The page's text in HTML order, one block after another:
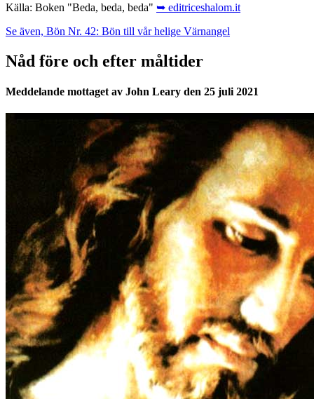
Källa: Boken "Beda, beda, beda" ➥ editriceshalom.it
Se även, Bön Nr. 42: Bön till vår helige Värnangel
Nåd före och efter måltider
Meddelande mottaget av John Leary den 25 juli 2021